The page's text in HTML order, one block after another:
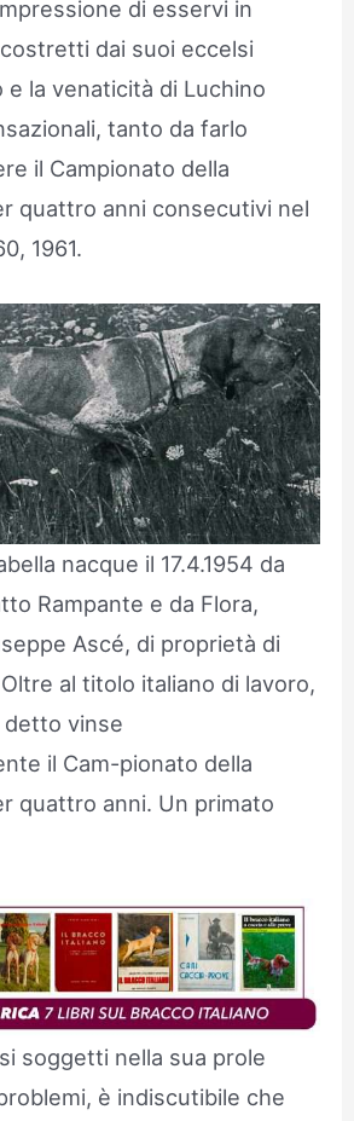
di esservi in
dai suoi eccelsi
e la venaticità di Luchino
tanto da farlo
il Campionato della
quattro anni consecutivi nel
1961.
nacque il 17.4.1954 da
Rampante e da Flora,
Ascé, di proprietà di
al titolo italiano di lavoro,
detto vinse
il Cam-pionato della
quattro anni. Un primato
soggetti nella sua prole
è indiscutibile che